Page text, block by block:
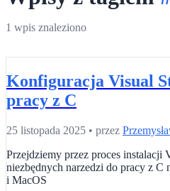
1 wpis znaleziono
Konfiguracja Visual
pracy z C
25 listopada 2025 • przez
Przejdziemy przez proces instalacji
niezbędnych narzedzi do pracy z
i MacOS